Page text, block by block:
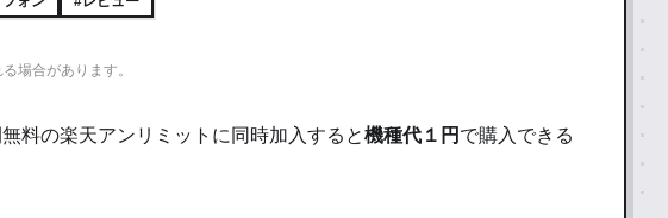
場合があります。
料の楽天アンリミットに同時加入すると機種代１円 で購入できる